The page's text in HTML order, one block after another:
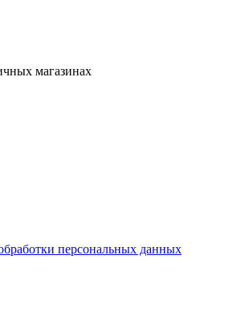
магазинах
персональных данных